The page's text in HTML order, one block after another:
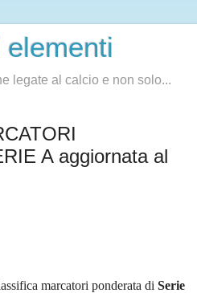
legate al calcio e non solo...
A aggiornata al
marcatori ponderata di Serie